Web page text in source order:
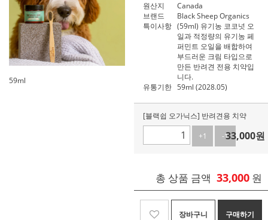
59ml
원산지
Canada
브랜드
Black Sheep Organics
특이사항 (59ml) 유기농 코코넛 오
일과 적정량의 유기농 페
퍼민트 오일을 배합하여
부드러운 크림 타입으로
만든 반려견 전용 치약입
니다.
유통기한 59ml (2028.05)
[블랙쉽 오가닉스] 반려견용 치약
+1
-133,000원
총 상품 금액 33,000 원
장바구니 구매하기